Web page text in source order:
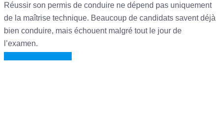
Réussir son permis de conduire ne dépend pas uniquement
de la maîtrise technique. Beaucoup de candidats savent déjà
bien conduire, mais échouent malgré tout le jour de
l’examen.